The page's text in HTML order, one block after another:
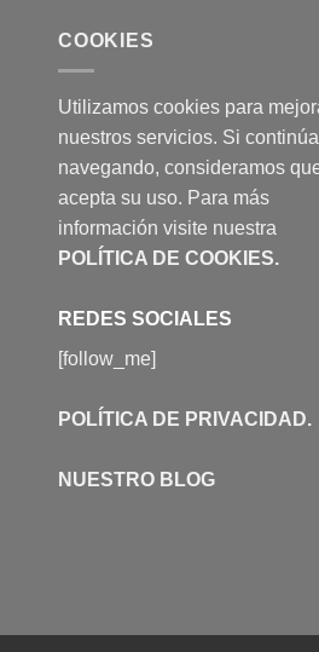
COOKIES
Utilizamos cookies para
nuestros servicios. Si continúa
navegando, consideramos
acepta su uso. Para más
información visite nuestra
POLÍTICA DE COOKIES.
REDES SOCIALES
[follow_me]
POLÍTICA DE PRIVACIDAD.
NUESTRO BLOG